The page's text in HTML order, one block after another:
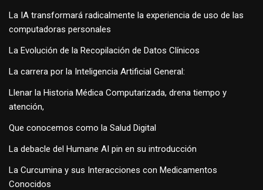
La IA transformará radicalmente la experiencia de uso de las
computadoras personales
La Evolución de la Recopilación de Datos Clínicos
La carrera por la Inteligencia Artificial General:
Llenar la Historia Médica Computarizada, drena tiempo y
atención,
Que conocemos como la Salud Digital
La debacle del Humane AI pin en su introducción
La Curcumina y sus Interacciones con Medicamentos
Conocidos